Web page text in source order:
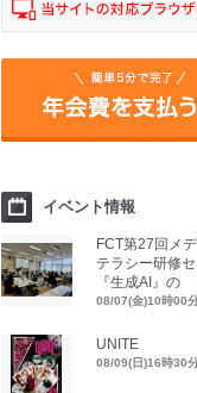
イベント情報
FCT第27回メ
テラシー研修
『生成AI』の
08/07(金)10時00
UNITE
08/09(日)16時30